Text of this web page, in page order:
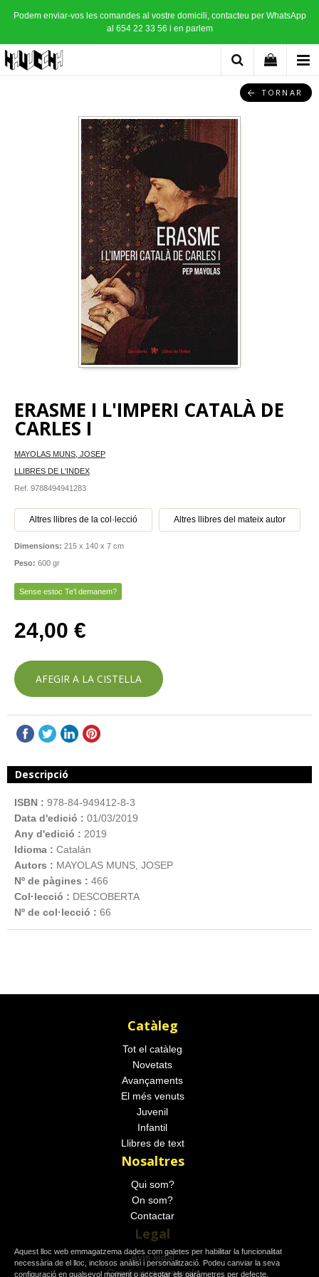
Podem enviar-vos les comandes al vostre domicili, contacteu per WhatsApp
al 654 22 33 56 i en parlem
TORNAR
ERASME I L'IMPERI CATALÀ DE
CARLES I
MAYOLAS MUNS, JOSEP
LLIBRES DE L'INDEX
Ref. 9788494941283
Altres llibres de la col·lecció Altres llibres del mateix autor
Dimensions: 215 x 140 x 7 cm
Peso: 600 gr
Sense estoc Te'l demanem?
24,00 €
AFEGIR A LA CISTELLA
Descripció
ISBN : 978-84-949412-8-3
Data d'edició : 01/03/2019
Any d'edició : 2019
Idioma : Catalán
Autors : MAYOLAS MUNS, JOSEP
Nº de pàgines : 466
Col·lecció : DESCOBERTA
Nº de col·lecció : 66
Catàleg
Tot el catàleg
Novetats
Avançaments
El més venuts
Juvenil
Infantil
Llibres de text
Nosaltres
Qui som?
On som?
Contactar
Legal
Avís legal
Condicions generals
Aquest lloc web emmagatzema dades com galetes per habilitar la funcionalitat
necessària de el lloc, inclosos anàlisi i personalització. Podeu canviar la seva
configuració en qualsevol moment o acceptar els paràmetres per defecte.